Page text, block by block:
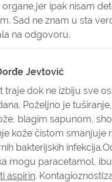
ipak nisam
Sad ne znam u sta
na odgovoru.
Jevtović
traje dok ne izbiju sve
Poželjno je
blagim sapunom,
kože čistom smanjuje
bakterijskih
mogu paracetamol,
aspirin.